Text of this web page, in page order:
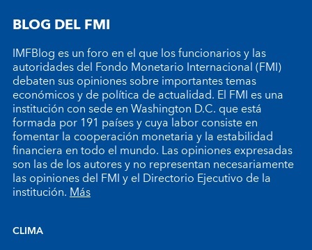
BLOG DEL FMI
IMFBlog es un foro en el que los funcionarios y las
autoridades del Fondo Monetario Internacional (FMI)
debaten sus opiniones sobre importantes temas
económicos y de política de actualidad. El FMI es una
institución con sede en Washington D.C. que está
formada por 191 países y cuya labor consiste en
fomentar la cooperación monetaria y la estabilidad
financiera en todo el mundo. Las opiniones expresadas
son las de los autores y no representan necesariamente
las opiniones del FMI y el Directorio Ejecutivo de la
institución.Más
CLIMA